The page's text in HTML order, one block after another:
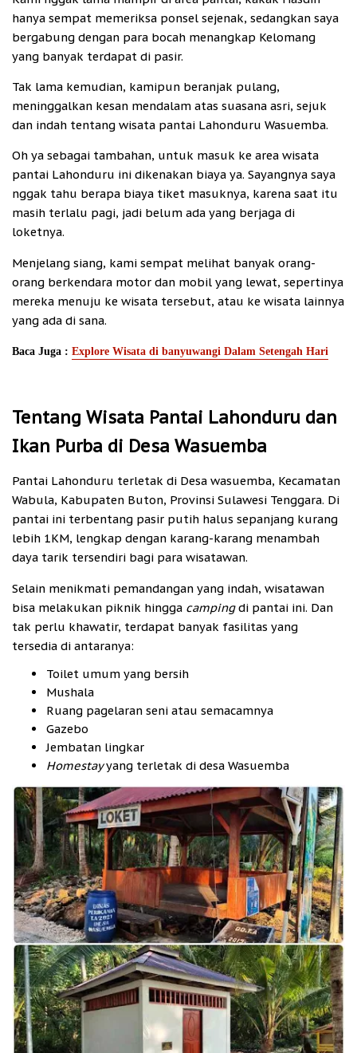
hanya sempat memeriksa ponsel sejenak, sedangkan saya
bergabung dengan para bocah menangkap Kelomang
yang banyak terdapat di pasir.
Tak lama kemudian, kamipun beranjak pulang,
meninggalkan kesan mendalam atas suasana asri, sejuk
dan indah tentang wisata pantai Lahonduru Wasuemba.
Oh ya sebagai tambahan, untuk masuk ke area wisata
pantai Lahonduru ini dikenakan biaya ya. Sayangnya saya
nggak tahu berapa biaya tiket masuknya, karena saat itu
masih terlalu pagi, jadi belum ada yang berjaga di
loketnya.
Menjelang siang, kami sempat melihat banyak orang-
orang berkendara motor dan mobil yang lewat, sepertinya
mereka menuju ke wisata tersebut, atau ke wisata lainnya
yang ada di sana.
Baca Juga : Explore Wisata di banyuwangi Dalam Setengah Hari
Tentang Wisata Pantai Lahonduru dan
Ikan Purba di Desa Wasuemba
Pantai Lahonduru terletak di Desa wasuemba, Kecamatan
Wabula, Kabupaten Buton, Provinsi Sulawesi Tenggara. Di
pantai ini terbentang pasir putih halus sepanjang kurang
lebih 1KM, lengkap dengan karang-karang menambah
daya tarik tersendiri bagi para wisatawan.
Selain menikmati pemandangan yang indah, wisatawan
bisa melakukan piknik hingga campingdi pantai ini. Dan
tak perlu khawatir, terdapat banyak fasilitas yang
tersedia di antaranya:
Toilet umum yang bersih
Mushala
Ruang pagelaran seni atau semacamnya
Gazebo
Jembatan lingkar
Homestayyang terletak di desa Wasuemba